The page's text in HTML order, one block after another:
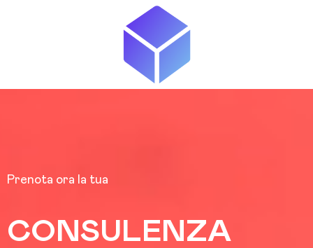
Prenota ora la tua
CONSULENZA